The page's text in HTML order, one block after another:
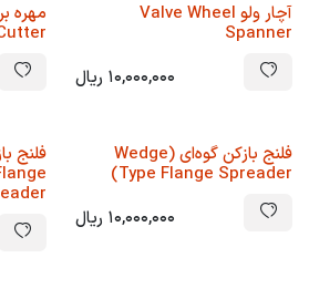
آچار ولو Valve Wheel
Spanner
10,000,000 ریال
فلنج بازکن گوه‌ای (Wedge
Type Flange Spreader)
10,000,000 ریال